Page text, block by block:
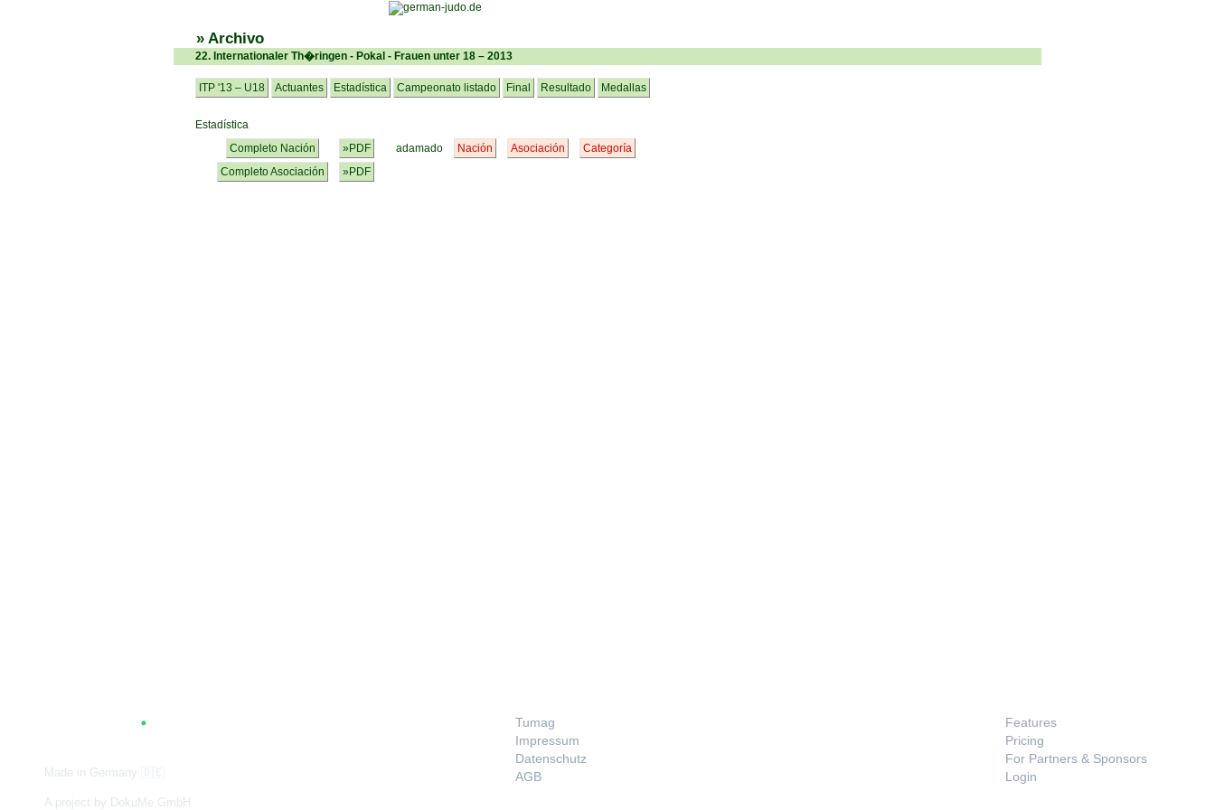
» Archivo
22. Internationaler Th�ringen - Pokal - Frauen unter 18 – 2013
ITP '13 – U18 Actuantes Estadística Campeonato listado Final Resultado Medallas
Estadística
Completo Nación
Completo Asociación
»PDF
»PDF
adamado Nación Asociación Categoría
.
Made in Germany 🇩🇪
A project by DokuMe GmbH
Tumag
Impressum
Datenschutz
AGB
Features
Pricing
For Partners & Sponsors
Login